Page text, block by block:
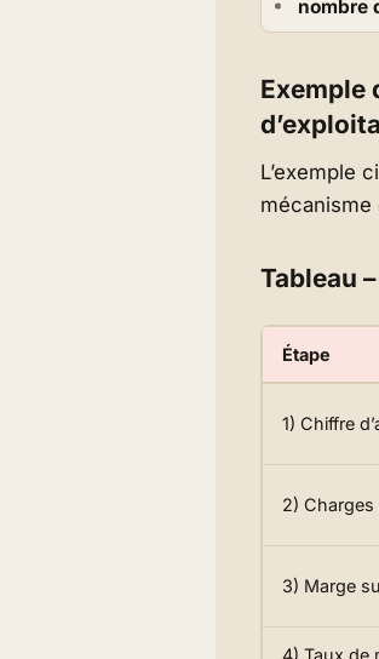
nombre
Exemple
L’exemple
mécanisme
Tableau
Étape
1) Chiffre
2) Charges
3) Marge
4) Taux de